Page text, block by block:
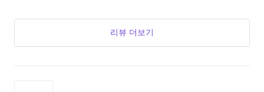
리뷰 더보기